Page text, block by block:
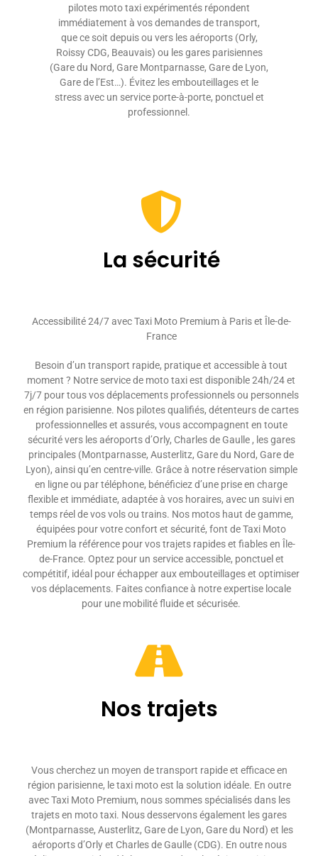
pilotes moto taxi expérimentés répondent
immédiatement à vos demandes de transport,
que ce soit depuis ou vers les aéroports (Orly,
Roissy CDG, Beauvais) ou les gares parisiennes
(Gare du Nord, Gare Montparnasse, Gare de Lyon,
Gare de l’Est…). Évitez les embouteillages et le
stress avec un service porte-à-porte, ponctuel et
professionnel.​
La sécurité
Accessibilité 24/7 avec Taxi Moto Premium à Paris et Île-de-
France
Besoin d’un transport rapide, pratique et accessible à tout
moment ? Notre service de moto taxi est disponible 24h/24 et
7j/7 pour tous vos déplacements professionnels ou personnels
en région parisienne. Nos pilotes qualifiés, détenteurs de cartes
professionnelles et assurés, vous accompagnent en toute
sécurité vers les aéroports d’Orly, Charles de Gaulle , les gares
principales (Montparnasse, Austerlitz, Gare du Nord, Gare de
Lyon), ainsi qu’en centre-ville. Grâce à notre réservation simple
en ligne ou par téléphone, bénéficiez d’une prise en charge
flexible et immédiate, adaptée à vos horaires, avec un suivi en
temps réel de vos vols ou trains. Nos motos haut de gamme,
équipées pour votre confort et sécurité, font de Taxi Moto
Premium la référence pour vos trajets rapides et fiables en Île-
de-France. Optez pour un service accessible, ponctuel et
compétitif, idéal pour échapper aux embouteillages et optimiser
vos déplacements. Faites confiance à notre expertise locale
pour une mobilité fluide et sécurisée.
Nos trajets
Vous cherchez un moyen de transport rapide et efficace en
région parisienne, le taxi moto est la solution idéale. En outre
avec Taxi Moto Premium, nous sommes spécialisés dans les
trajets en moto taxi. Nous desservons également les gares
(Montparnasse, Austerlitz, Gare de Lyon, Gare du Nord) et les
aéroports d’Orly et Charles de Gaulle (CDG). En outre nous